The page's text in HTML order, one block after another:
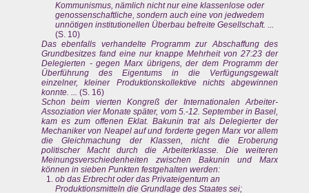
Kommunismus, nämlich nicht nur eine klassenlose oder
genossenschaftliche, sondern auch eine von jedwedem
unnötigen institutionellen Überbau befreite Gesellschaft. ...
(S. 10)
Das ebenfalls verhandelte Programm zur Abschaffung des
Grundbesitzes fand eine nur knappe Mehrheit von 27:23 der
Delegierten - gegen Marx übrigens, der dem Programm der
Überführung des Eigentums in die Verfügungsgewalt
einzelner, kleiner Produktionskollektive nichts abgewinnen
konnte. ... (S. 16)
Schon beim vierten Kongreß der Internationalen Arbeiter-
Assoziation vier Monate später, vom 5.-12. September in Basel,
kam es zum offenen Eklat. Bakunin trat als Delegierter der
Mechaniker von Neapel auf und forderte gegen Marx vor allem
die Gleichmachung der Klassen, nicht die Eroberung
politischer Macht durch die Arbeiterklasse. Die weiteren
Meinungsverschiedenheiten zwischen Bakunin und Marx
können in sieben Punkten festgehalten werden:
ob das Erbrecht oder das Privateigentum an
Produktionsmitteln die Grundlage des Staates sei;